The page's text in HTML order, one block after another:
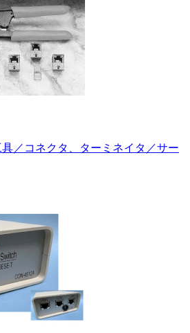
／コネクタ、ターミネイタ／サー